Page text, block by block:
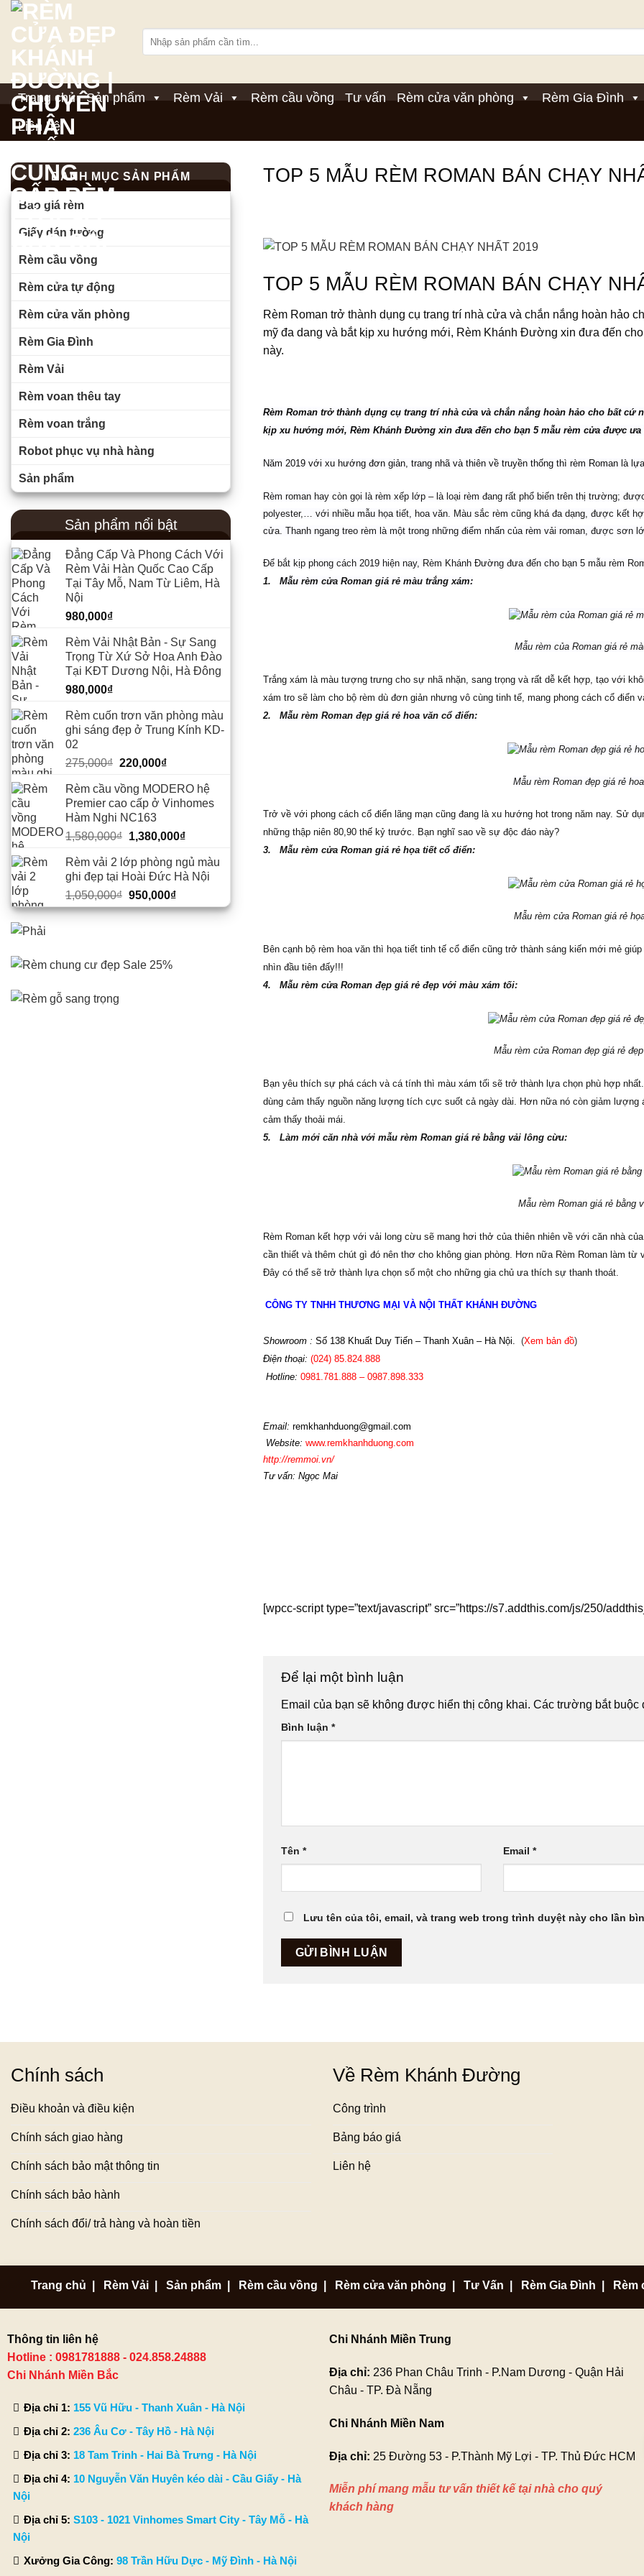
Bỏ
qua
nội
dung
kiếm:
Trang chủ Sản phẩm Rèm Vải Rèm cầu vồng Tư vấn Rèm cửa văn phòng Rèm Gia Đình
Liên hệ
DANH MỤC SẢN PHẨM
Báo giá rèm
Giấy dán tường
Rèm cầu vồng
Rèm cửa tự động
Rèm cửa văn phòng
Rèm Gia Đình
Rèm Vải
Rèm voan thêu tay
Rèm voan trắng
Robot phục vụ nhà hàng
Sản phẩm
Sản phẩm nổi bật
Đẳng Cấp Và Phong Cách Với
Rèm Vải Hàn Quốc Cao Cấp
Tại Tây Mỗ, Nam Từ Liêm, Hà
Nội
980,000₫
Rèm Vải Nhật Bản - Sự Sang
Trọng Từ Xứ Sở Hoa Anh Đào
Tại KĐT Dương Nội, Hà Đông
980,000₫
Rèm cuốn trơn văn phòng màu
ghi sáng đẹp ở Trung Kính KD-
02
275,000₫ Giá
là:
275,000₫.
220,000₫Giá
tại
là:
Rèm cầu vồng MODERO hệ
Premier cao cấp ở Vinhomes
Hàm Nghi NC163
1,580,000₫ Giá
là:
1,580,000₫.
1,380,000₫Giá
tại
là:
Rèm vải 2 lớp phòng ngủ màu
ghi đẹp tại Hoài Đức Hà Nội
1,050,000₫ Giá
gốc
950,000₫Giá
hiện
TOP 5 MẪU RÈM ROMAN BÁN CHẠY
TOP 5 MẪU RÈM ROMAN BÁN CHẠY
Rèm Roman trở thành dụng cụ trang trí nhà cửa và chắn nắng hoàn hảo
mỹ đa dang và bắt kịp xu hướng mới, Rèm Khánh Đường xin đưa đến
này.
Rèm Roman trở thành dụng cụ trang trí nhà cửa và chắn nắng hoàn hảo cho bất
kịp xu hướng mới, Rèm Khánh Đường xin đưa đến cho bạn 5 mẫu rèm cửa được ưa
Năm 2019 với xu hướng đơn giản, trang nhã và thiên về truyền thống thì rèm Roman là
Rèm roman hay còn gọi là rèm xếp lớp – là loại rèm đang rất phổ biến trên thị trường;
polyester,… với nhiều mẫu họa tiết, hoa văn. Màu sắc rèm cũng khá đa dạng, được kết
cửa. Thanh ngang treo rèm là một trong những điểm nhấn của rèm vải roman, được sơn
Để bắt kịp phong cách 2019 hiện nay, Rèm Khánh Đường đưa đến cho bạn 5 mẫu rèm
1.
Mẫu rèm cửa Roman giá rẻ màu trắng xám:
Mẫu rèm của Roman giá rẻ
Trắng xám là màu tượng trưng cho sự nhã nhặn, sang trọng và rất dễ kết hợp, tạo với
xám tro sẽ làm cho bộ rèm dù đơn giản nhưng vô cùng tinh tế, mang phong cách cổ điển
2.
Mẫu rèm Roman đẹp giá rẻ hoa văn cổ điển:
Mẫu rèm Roman đẹp giá rẻ
Trở về với phong cách cổ điển lãng mạn cũng đang là xu hướng hot trong năm nay. Sử
những thập niên 80,90 thế kỷ trước. Bạn nghĩ sao về sự độc đáo này?
3.
Mẫu rèm cửa Roman giá rẻ họa tiết cổ điển:
Mẫu rèm cửa Roman giá rẻ
Bên cạnh bộ rèm hoa văn thì họa tiết tinh tế cổ điển cũng trở thành sáng kiến mới mẻ
nhìn đầu tiên đấy!!!
4.
Mẫu rèm cửa Roman đẹp giá rẻ đẹp với màu xám tối:
Mẫu rèm cửa Roman đẹp giá rẻ
Bạn yêu thích sự phá cách và cá tính thì màu xám tối sẽ trở thành lựa chọn phù hợp
dùng cảm thấy nguồn năng lượng tích cực suốt cả ngày dài. Hơn nữa nó còn giảm lượng
cảm thấy thoải mái.
5.
Làm mới căn nhà với mẫu rèm Roman giá rẻ bằng vải lông cừu:
Mẫu rèm Roman giá rẻ bằng
Rèm Roman kết hợp với vải long cừu sẽ mang hơi thở của thiên nhiên về với căn nhà
cần thiết và thêm chút gì đó nên thơ cho không gian phòng. Hơn nữa Rèm Roman làm
Đây có thể sẽ trở thành lựa chọn số một cho những gia chủ ưa thích sự thanh thoát.
CÔNG TY TNHH THƯƠNG MẠI VÀ NỘI THẤT KHÁNH ĐƯỜNG
Showroom : Số 138 Khuất Duy Tiến – Thanh Xuân – Hà Nội. (Xem bản đồ)
Điện thoại: (024) 85.824.888
Hotline: 0981.781.888 – 0987.898.333
Email: remkhanhduong@gmail.com
Website: www.remkhanhduong.com
http://remmoi.vn/
Tư vấn: Ngọc Mai
[wpcc-script type=”text/javascript” src=”https://s7.addthis.com/js/250/
Để lại một bình luận
Email của bạn sẽ không được hiển thị công khai. Các trường bắt buộc
Bình luận *
Tên * Email*
Lưu tên của tôi, email, và trang web trong trình duyệt này cho lần
Chính sách
Điều khoản và điều kiện
Chính sách giao hàng
Chính sách bảo mật thông tin
Chính sách bảo hành
Chính sách đổi/ trả hàng và hoàn tiền
Về Rèm Khánh Đường
Công trình
Bảng báo giá
Liên hệ
Trang chủ Rèm Vải Sản phẩm Rèm cầu vồng Rèm cửa văn phòng Tư Vấn Rèm Gia Đình Rèm
Thông tin liên hệ
Hotline : 0981781888 - 024.858.24888
Chi Nhánh Miền Bắc
Địa chỉ 1: 155 Vũ Hữu - Thanh Xuân - Hà Nội
Địa chỉ 2: 236 Âu Cơ - Tây Hồ - Hà Nội
Địa chỉ 3: 18 Tam Trinh - Hai Bà Trưng - Hà Nội
Địa chỉ 4: 10 Nguyễn Văn Huyên kéo dài - Cầu Giấy - Hà
Nội
Địa chỉ 5: S103 - 1021 Vinhomes Smart City - Tây Mỗ - Hà
Nội
Xưởng Gia Công: 98 Trần Hữu Dực - Mỹ Đình - Hà Nội
Chi Nhánh Miền Trung
Địa chỉ: 236 Phan Châu Trinh - P.Nam Dương - Quận Hải
Châu - TP. Đà Nẵng
Chi Nhánh Miền Nam
Địa chỉ: 25 Đường 53 - P.Thành Mỹ Lợi - TP. Thủ Đức HCM
Miễn phí mang mẫu tư vấn thiết kế tại nhà cho quý
khách hàng